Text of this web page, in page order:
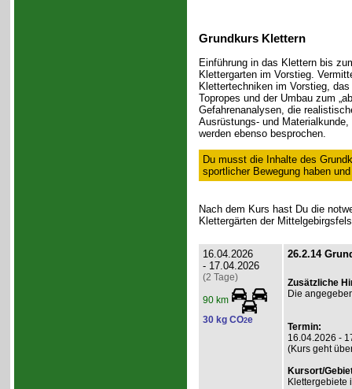
Grundkurs Klettern
Einführung in das Klettern bis
Klettergarten im Vorstieg.
Klettertechniken im Vorstieg,
Topropes und der Umbau zum
Gefahrenanalysen, die
Ausrüstungs- und
werden ebenso besprochen.
Du musst die Inhalte des
sportlicher Bewegung haben
Nach dem Kurs hast Du die
Klettergärten der
16.04.2026
- 17.04.2026
(2 Tage)
90 km
30 kg CO2e
26.2.14
Zusätzliche
Die
Termin:
16.04.2026 -
(Kurs geht
Kursort/
Klettergebiete